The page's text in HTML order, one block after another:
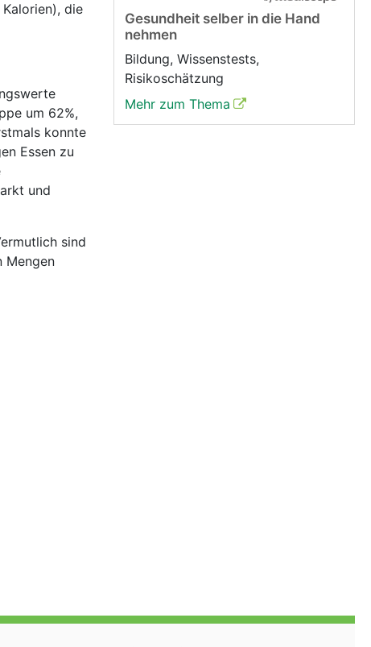
die
um 62%,
konnte
Essen zu
und
sind
Mengen
Gesundheit selber in die Hand
nehmen
Bildung, Wissenstests,
Risikoschätzung
Mehr zum Thema